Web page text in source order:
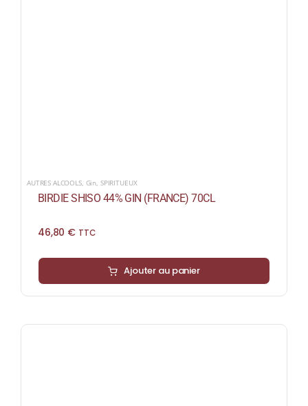
AUTRES ALCOOLS, Gin, SPIRITUEUX
BIRDIE SHISO 44% GIN (FRANCE) 70CL
46,80 € TTC
Ajouter au panier